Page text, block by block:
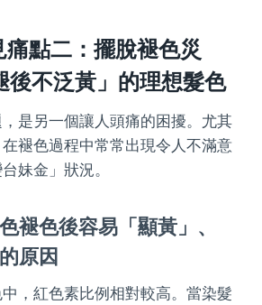
點二：擺脫褪色災
後不泛黃」的理想髮色
是另一個讓人頭痛的困擾。尤其
褪色過程中常常出現令人不滿意
妹金」狀況。
褪色後容易「顯黃」、
原因
，紅色素比例相對較高。當染髮